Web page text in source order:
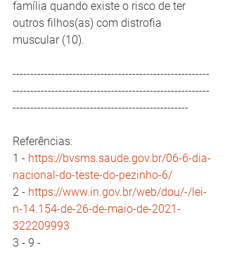
família quando existe o risco de ter
outros filhos(as) com distrofia
muscular (10).
--------------------------------------------------------
--------------------------------------------------------
--------------------------------------------------
Referências:
1 - https://bvsms.saude.gov.br/06-6-dia-
nacional-do-teste-do-pezinho-6/
2 - https://www.in.gov.br/web/dou/-/lei-
n-14.154-de-26-de-maio-de-2021-
322209993
3 - 9 -